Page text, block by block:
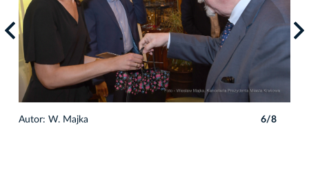
Autor: W. Majka 6/8